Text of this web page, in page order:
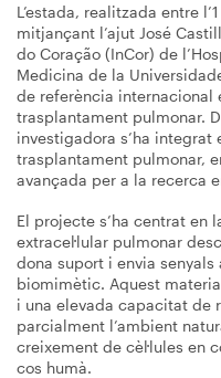
L’estada, realitzada entre
mitjançant l’ajut José
do Coração (InCor) de
Medicina de la
de referència internacional
trasplantament pulmonar.
investigadora s’ha integrat
trasplantament pulmonar,
avançada per a la recerca
El projecte s’ha centrat en
extracel·lular pulmonar
dona suport i envia
biomimètic. Aquest
i una elevada capacitat de
parcialment l’ambient
creixement de cèl·lules en
cos humà.